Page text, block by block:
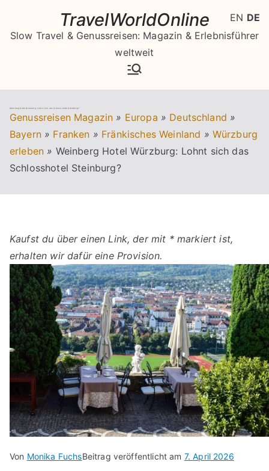
springen
TravelWorldOnline
Slow Travel & Genussreisen: Magazin & Erlebnisführer
weltweit
Weinberg Hotel Würzburg: Lohnt sich das Schlosshotel Steinburg?
Genussreisen Magazin » Europa » Deutschland »
Bayern » Franken » Fränkisches Weinland » Würzburg
erleben » Weinberg Hotel Würzburg: Lohnt sich das
Schlosshotel Steinburg?
Kaufst du über einen Link, der mit * markiert ist,
erhalten wir dafür eine Provision.
Von Monika FuchsBeitrag veröffentlicht am 7. April 2026
EN DE